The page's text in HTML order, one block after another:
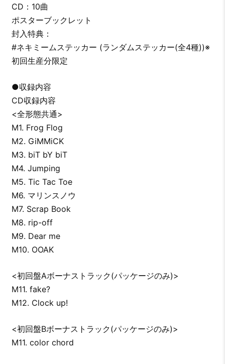
CD：10曲
ポスターブックレット
封入特典：
#ネキミームステッカー (ランダムステッカー(全4種))※
初回生産分限定
●収録内容
CD収録内容
<全形態共通>
M1. Frog Flog
M2. GiMMiCK
M3. biT bY biT
M4. Jumping
M5. Tic Tac Toe
M6. マリンスノウ
M7. Scrap Book
M8. rip-off
M9. Dear me
M10. OOAK
<初回盤Aボーナストラック(パッケージのみ)>
M11. fake?
M12. Clock up!
<初回盤Bボーナストラック(パッケージのみ)>
M11. color chord